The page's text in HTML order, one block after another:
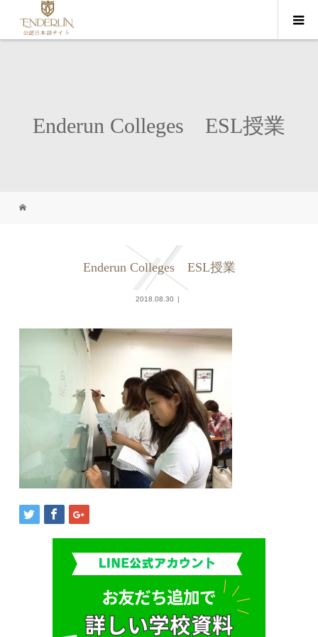
Enderun Colleges ESL授業
Enderun Colleges ESL授業
2018.08.30